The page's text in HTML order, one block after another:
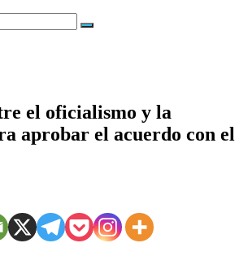
Buscar
el oficialismo y la
aprobar el acuerdo con el